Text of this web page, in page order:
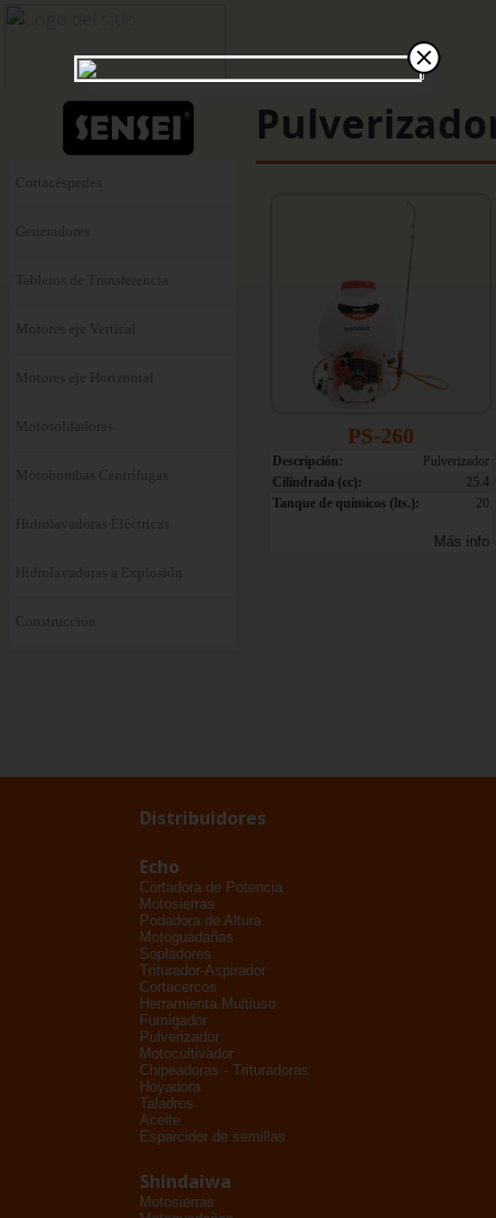
Cortacéspedes
Generadores
Tableros de Transferencia
Motores eje Vertical
Motores eje Horizontal
Motosoldadoras
Motobombas Centrífugas
Hidrolavadoras Eléctricas
Hidrolavadoras a Explosión
Construcción
PS-260
Descripción:
Pulverizador
Cilindrada (cc):
25.4
Tanque de químicos (lts.):
20
Más info
Distribuidores
Echo
Cortadora de Potencia
Motosierras
Podadora de Altura
Motoguadañas
Sopladores
Triturador-Aspirador
Cortacercos
Herramienta Multiuso
Fumigador
Pulverizador
Motocultivador
Chipeadoras - Trituradoras
Hoyadora
Taladros
Aceite
Esparcidor de semillas
Shindaiwa
Motosierras